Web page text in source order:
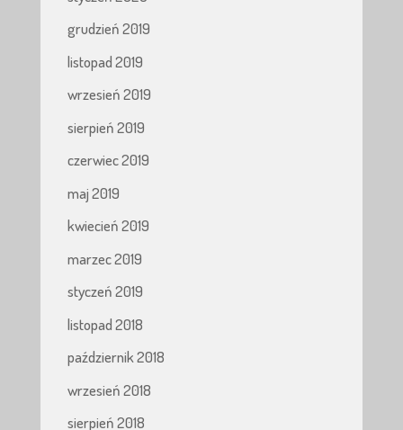
grudzień 2019
listopad 2019
wrzesień 2019
sierpień 2019
czerwiec 2019
maj 2019
kwiecień 2019
marzec 2019
styczeń 2019
listopad 2018
październik 2018
wrzesień 2018
sierpień 2018